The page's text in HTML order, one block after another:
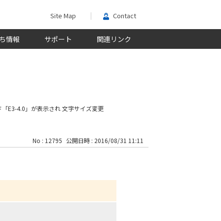
Site Map Contact
情報 サポート 関連リンク
文字サイズ変更
E3-4.0」が表示され
No : 12795 公開日時 : 2016/08/31 11:11